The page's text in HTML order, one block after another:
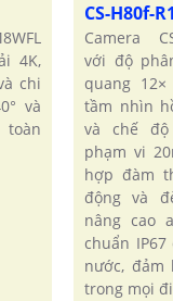
4K,
chi
và
toàn
CS-H80f-
Camera
với độ
quang
tầm nhìn
và chế
phạm vi
hợp đàm
động và
nâng cao
chuẩn
nước, đảm
trong mọi